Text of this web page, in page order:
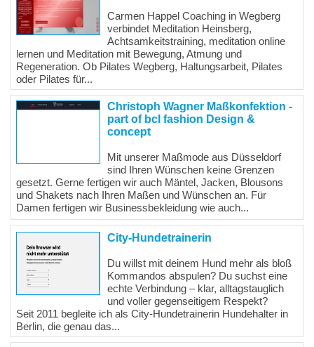
Carmen Happel Coaching in Wegberg
verbindet Meditation Heinsberg,
Achtsamkeitstraining, meditation online
lernen und Meditation mit Bewegung, Atmung und
Regeneration. Ob Pilates Wegberg, Haltungsarbeit, Pilates
oder Pilates für...
Christoph Wagner Maßkonfektion -
part of bcl fashion Design &
concept
Mit unserer Maßmode aus Düsseldorf
sind Ihren Wünschen keine Grenzen
gesetzt. Gerne fertigen wir auch Mäntel, Jacken, Blousons
und Shakets nach Ihren Maßen und Wünschen an. Für
Damen fertigen wir Businessbekleidung wie auch...
City-Hundetrainerin
Du willst mit deinem Hund mehr als bloß
Kommandos abspulen? Du suchst eine
echte Verbindung – klar, alltagstauglich
und voller gegenseitigem Respekt?
Seit 2011 begleite ich als City-Hundetrainerin Hundehalter in
Berlin, die genau das...